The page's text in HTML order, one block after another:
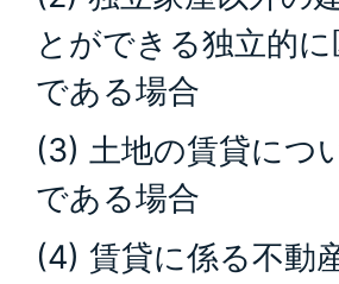
とができる独立的
である場合
(3) 土地の賃貸につ
である場合
(4) 賃貸に係る不動